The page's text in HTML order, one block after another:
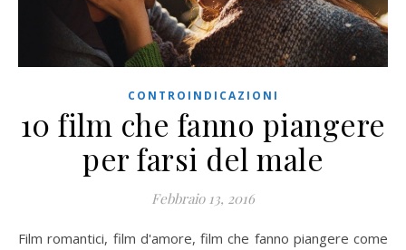
CONTROINDICAZIONI
10 film che fanno piangere
per farsi del male
Febbraio 13, 2016
Film romantici, film d'amore, film che fanno piangere come